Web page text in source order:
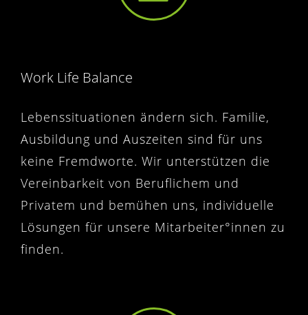
Work Life Balance
Lebenssituationen ändern sich. Familie,
Ausbildung und Auszeiten sind für uns
keine Fremdworte. Wir unterstützen die
Vereinbarkeit von Beruflichem und
Privatem und bemühen uns, individuelle
Lösungen für unsere Mitarbeiter°innen zu
finden.